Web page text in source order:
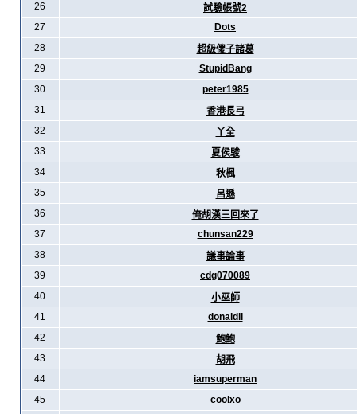
26
試驗帳號2
27
Dots
28
超級傻子諸葛
29
StupidBang
30
peter1985
31
香港長弓
32
丫全
33
夏侯駿
34
秋楓
35
呂遜
36
俺胡漢三回來了
37
chunsan229
38
議事論事
39
cdg070089
40
小巫師
41
donaldli
42
鮑鮑
43
胡飛
44
iamsuperman
45
coolxo